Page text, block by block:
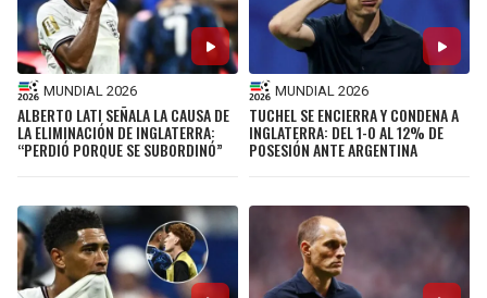
MUNDIAL 2026
ALBERTO LATI SEÑALA LA CAUSA DE
LA ELIMINACIÓN DE INGLATERRA:
“PERDIÓ PORQUE SE SUBORDINÓ”
MUNDIAL 2026
TUCHEL SE ENCIERRA Y CONDENA A
INGLATERRA: DEL 1-0 AL 12% DE
POSESIÓN ANTE ARGENTINA